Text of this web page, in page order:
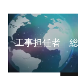
工事担任者